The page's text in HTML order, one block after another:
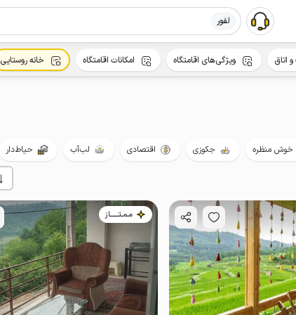
لفور
خوش منظره جکوزی اقتصادی لب‌آب حیاط‌دار
مـمـتــــــاز
اتاق ویژگی‌های اقامتگاه امکانات اقامتگاه خانه روستایی